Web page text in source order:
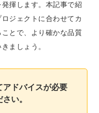
揮します。本記事で紹
ジェクトに合わせてカ
とで、より確かな品質
ましょう。
アドバイスが必要
い。